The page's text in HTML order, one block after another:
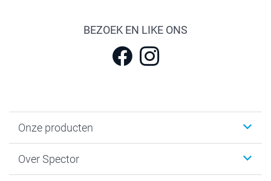
BEZOEK EN LIKE ONS
Onze producten
Kaartjes
Over Spector